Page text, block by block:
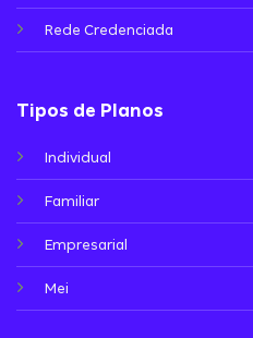
Rede Credenciada
Tipos de Planos
Individual
Familiar
Empresarial
Mei